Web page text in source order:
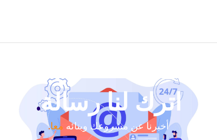
اترك لنا رسالة.
أخبرنا عن مشروعك وبنائه معا.